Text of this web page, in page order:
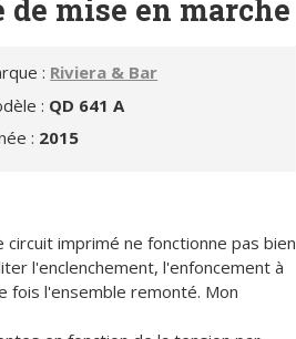
mise en marche
: Riviera & Bar
: QD 641 A
: 2015
imprimé ne fonctionne pas bien
l'enclenchement, l'enfoncement à
fois l'ensemble remonté. Mon